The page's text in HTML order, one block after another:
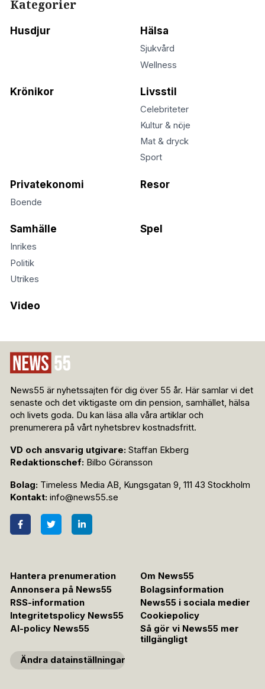
Kategorier
Husdjur Hälsa
Sjukvård
Wellness
Krönikor Livsstil
Celebriteter
Kultur & nöje
Mat & dryck
Sport
Privatekonomi
Boende
Resor
Samhälle
Inrikes
Politik
Utrikes
Spel
Video
News55 är nyhetssajten för dig över 55 år. Här samlar vi det
senaste och det viktigaste om din pension, samhället, hälsa
och livets goda. Du kan läsa alla våra artiklar och
prenumerera på vårt nyhetsbrev kostnadsfritt.
VD och ansvarig utgivare: Staffan Ekberg
Redaktionschef: Bilbo Göransson
Bolag: Timeless Media AB, Kungsgatan 9, 111 43 Stockholm
Kontakt: info@news55.se
Hantera prenumeration
Om News55
Annonsera på News55
Bolagsinformation
RSS-information
News55 i sociala medier
Integritetspolicy News55
Cookiepolicy
AI-policy News55
Så gör vi News55 mer
tillgängligt
Ändra datainställningar